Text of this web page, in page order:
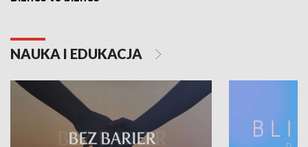
NAUKA I EDUKACJA